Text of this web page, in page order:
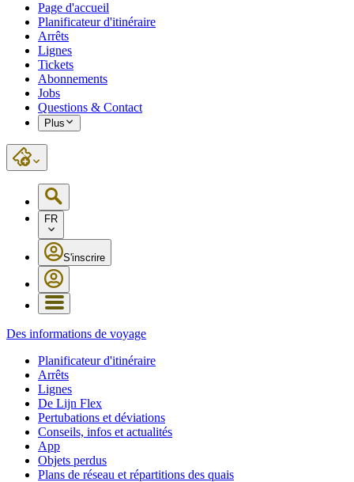
Page d'accueil
Planificateur d'itinéraire
Arrêts
Lignes
Tickets
Abonnements
Jobs
Questions & Contact
Plus
FR
S'inscrire
Des informations de voyage
Planificateur d'itinéraire
Arrêts
Lignes
De Lijn Flex
Pertubations et déviations
Conseils, infos et actualités
App
Objets perdus
Plans de réseau et répartitions des quais